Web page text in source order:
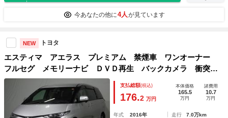
今あなたの他に4人が見ています
NEW トヨタ
エスティマ アエラス プレミアム 禁煙車 ワンオーナー
フルセグ メモリーナビ ＤＶＤ再生 バックカメラ 衝突被
害軽減システム コーナーセンサー クルーズコントロール
ＥＴＣ スマートキー 両側電動スライドドア ＬＥＤ 純正
アルミ
支払総額(税込)
176.2 万円
本体価格
165.5
万円
諸費用
10.7
万円
年式 2016年 走行
7.0万km